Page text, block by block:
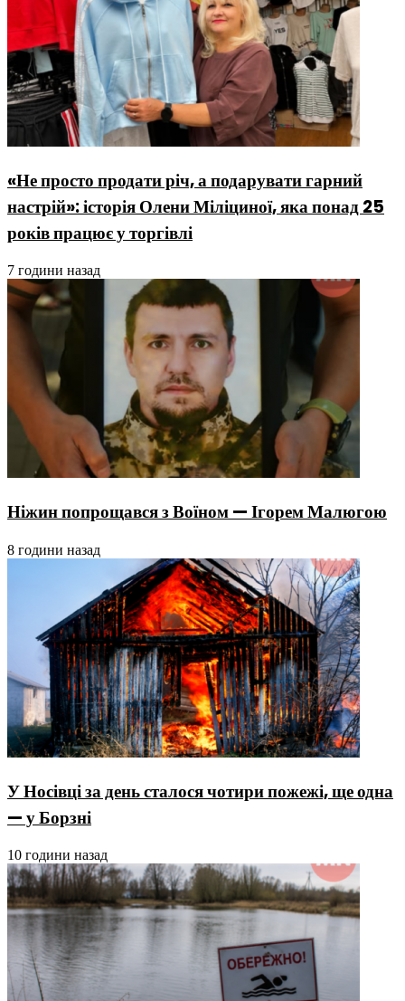
«Не просто продати річ, а подарувати гарний
настрій»: історія Олени Міліциної, яка понад 25
років працює у торгівлі
7 години назад
Ніжин попрощався з Воїном — Ігорем Малюгою
8 години назад
У Носівці за день сталося чотири пожежі, ще одна
— у Борзні
10 години назад